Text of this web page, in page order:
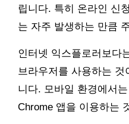
립니다. 특히 온라인 신
는 자주 발생하는 만큼
인터넷 익스플로러보다
브라우저를 사용하는
니다. 모바일 환경에서
Chrome 앱을 이용하는